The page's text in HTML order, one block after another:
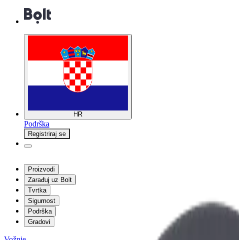
HR
Podrška
Registriraj se
Proizvodi
Zarađuj uz Bolt
Tvrtka
Sigurnost
Podrška
Gradovi